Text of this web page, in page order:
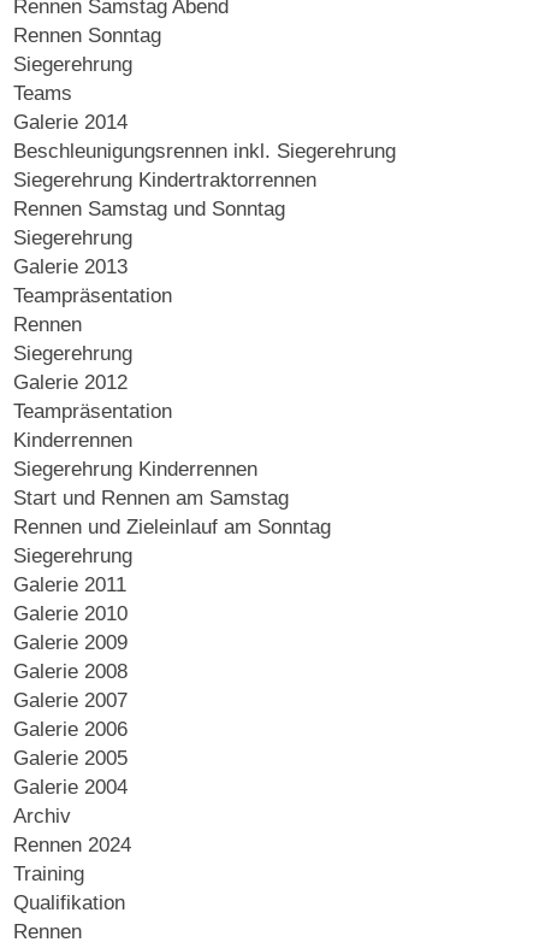
Rennen Samstag Abend
Rennen Sonntag
Siegerehrung
Teams
Galerie 2014
Beschleunigungsrennen inkl. Siegerehrung
Siegerehrung Kindertraktorrennen
Rennen Samstag und Sonntag
Siegerehrung
Galerie 2013
Teampräsentation
Rennen
Siegerehrung
Galerie 2012
Teampräsentation
Kinderrennen
Siegerehrung Kinderrennen
Start und Rennen am Samstag
Rennen und Zieleinlauf am Sonntag
Siegerehrung
Galerie 2011
Galerie 2010
Galerie 2009
Galerie 2008
Galerie 2007
Galerie 2006
Galerie 2005
Galerie 2004
Archiv
Rennen 2024
Training
Qualifikation
Rennen